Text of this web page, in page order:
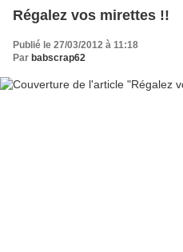
Régalez vos mirettes !!
Publié le 27/03/2012 à 11:18
Par babscrap62